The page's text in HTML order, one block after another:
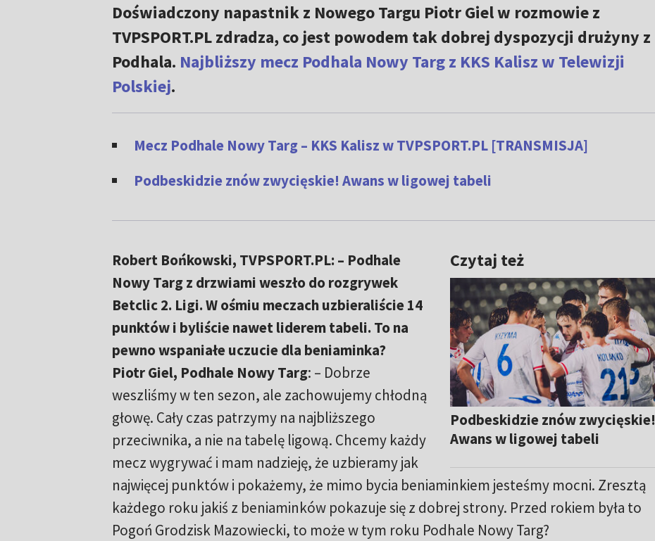
Doświadczony napastnik z Nowego Targu Piotr Giel w rozmowie z
TVPSPORT.PL zdradza, co jest powodem tak dobrej dyspozycji drużyny z
Podhala. Najbliższy mecz Podhala Nowy Targ z KKS Kalisz w Telewizji
Polskiej.
Mecz Podhale Nowy Targ – KKS Kalisz w TVPSPORT.PL [TRANSMISJA]
Podbeskidzie znów zwycięskie! Awans w ligowej tabeli
Czytaj też
Podbeskidzie znów zwycięskie!
Awans w ligowej tabeli
Robert Bońkowski, TVPSPORT.PL: – Podhale
Nowy Targ z drzwiami weszło do rozgrywek
Betclic 2. Ligi. W ośmiu meczach uzbieraliście 14
punktów i byliście nawet liderem tabeli. To na
pewno wspaniałe uczucie dla beniaminka?
Piotr Giel, Podhale Nowy Targ: – Dobrze
weszliśmy w ten sezon, ale zachowujemy chłodną
głowę. Cały czas patrzymy na najbliższego
przeciwnika, a nie na tabelę ligową. Chcemy każdy
mecz wygrywać i mam nadzieję, że uzbieramy jak
najwięcej punktów i pokażemy, że mimo bycia beniaminkiem jesteśmy mocni. Zresztą
każdego roku jakiś z beniaminków pokazuje się z dobrej strony. Przed rokiem była to
Pogoń Grodzisk Mazowiecki, to może w tym roku Podhale Nowy Targ?